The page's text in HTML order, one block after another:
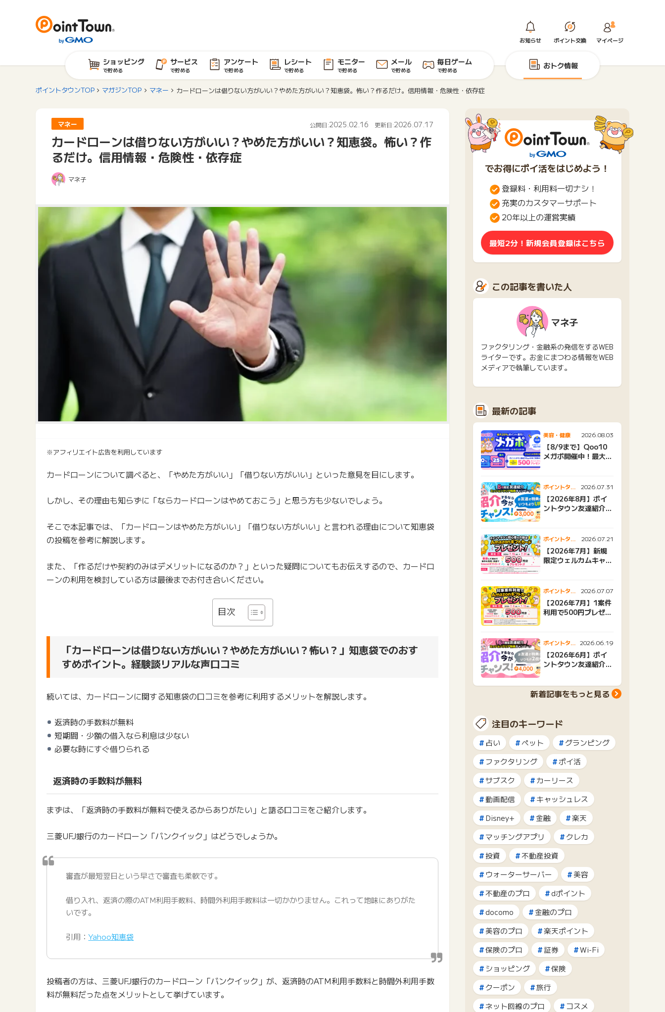
お知らせ ポイント交換 マイページ
ショッピング
で貯める
サービス
で貯める
アンケート
で貯める
レシート
で貯める
モニター
で貯める
メール
で貯める
毎日ゲーム
で貯める おトク情報
ポイントタウンTOP マガジンTOP マネー カードローンは借りない方がいい？やめた方がいい？知恵袋。怖い？作るだけ。信用情報・危険性・依存症
マネー 公開日:2025.02.16 更新日:2026.07.17
カードローンは借りない方がいい？やめた方がいい？知恵袋。怖い？作
るだけ。信用情報・危険性・依存症
マネ子
※アフィリエイト広告を利用しています
カードローンについて調べると、「やめた方がいい」「借りない方がいい」といった意見を目にします。
しかし、その理由も知らずに「ならカードローンはやめておこう」と思う方も少ないでしょう。
そこで本記事では、「カードローンはやめた方がいい」「借りない方がいい」と言われる理由について知恵袋
の投稿を参考に解説します。
また、「作るだけや契約のみはデメリットになるのか？」といった疑問についてもお伝えするので、カードロ
ーンの利用を検討している方は最後までお付き合いください。
目次
「カードローンは借りない方がいい？やめた方がいい？怖い？」知恵袋でのおす
すめポイント。経験談リアルな声口コミ
続いては、カードローンに関する知恵袋の口コミを参考に利用するメリットを解説します。
返済時の手数料が無料
短期間・少額の借入なら利息は少ない
必要な時にすぐ借りられる
返済時の手数料が無料
まずは、「返済時の手数料が無料で使えるからありがたい」と語る口コミをご紹介します。
三菱UFJ銀行のカードローン「バンクイック」はどうでしょうか。
審査が最短翌日という早さで審査も柔軟です。
借り入れ、返済の際のATM利用手数料、時間外利用手数料は一切かかりません。これって地味にありがた
いです。
引用：Yahoo知恵袋
投稿者の方は、三菱UFJ銀行のカードローン「バンクイック」が、返済時のATM利用手数料と時間外利用手数
料が無料だった点をメリットとして挙げています。
でお得にポイ活をはじめよう！
登録料・利用料一切ナシ！
充実のカスタマーサポート
20年以上の運営実績
最短2分！新規会員登録はこちら
この記事を書いた人
マネ子
ファクタリング・金融系の発信をするWEB
ライターです。お金にまつわる情報をWEB
メディアで執筆しています。
最新の記事
美容・健康 2026.08.03
【8/9まで】Qoo10
メガポ開催中！最大
ポイントタウ
ンニュース
2026.07.31
【2026年8月】ポイ
ントタウン友達紹介キ
ポイントタウ
ンニュース
2026.07.21
【2026年7月】新規
限定ウェルカムキャン
ポイントタウ
ンニュース
2026.07.07
【2026年7月】1案件
利用で500円プレゼン
ポイントタウ
ンニュース
2026.06.19
【2026年6月】ポイ
ントタウン友達紹介キ
新着記事をもっと見る
注目のキーワード
占い ペット
グランピング
ファクタリング
ポイ活
サブスク
カーリース
動画配信
キャッシュレス
Disney+
金融
楽天
マッチングアプリ
クレカ
投資
不動産投資
ウォーターサーバー
美容
不動産のプロ
dポイント
docomo
金融のプロ
美容のプロ
楽天ポイント
保険のプロ
証券
Wi-Fi
ショッピング
保険
クーポン
旅行
ネット回線のプロ
コスメ